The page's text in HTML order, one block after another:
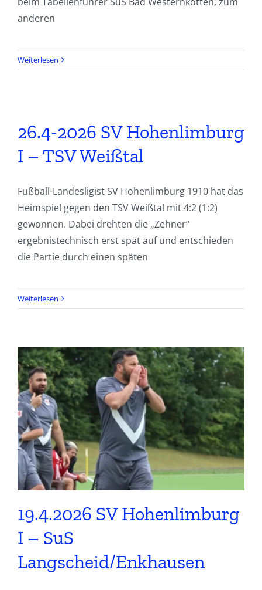
anderen
Weiterlesen
26.4-2026 SV Hohenlimburg
I – TSV Weißtal
Fußball-Landesligist SV Hohenlimburg 1910 hat das
Heimspiel gegen den TSV Weißtal mit 4:2 (1:2)
gewonnen. Dabei drehten die „Zehner“
ergebnistechnisch erst spät auf und entschieden
die Partie durch einen späten
Weiterlesen
19.4.2026 SV Hohenlimburg
I – SuS
Langscheid/Enkhausen